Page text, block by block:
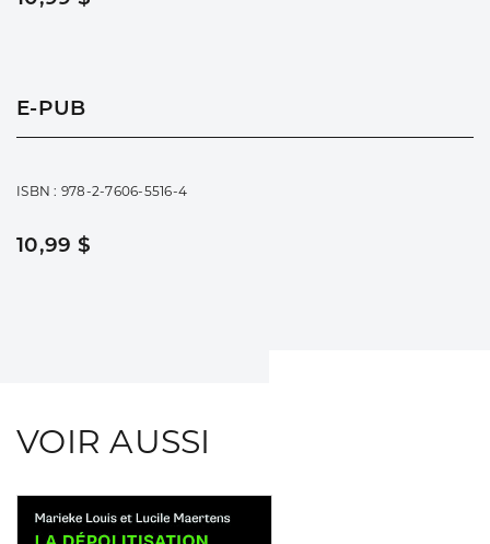
E-PUB
ISBN : 978-2-7606-5516-4
10,99 $
VOIR AUSSI